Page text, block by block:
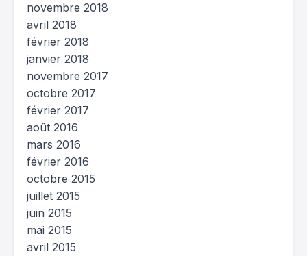
novembre 2018
avril 2018
février 2018
janvier 2018
novembre 2017
octobre 2017
février 2017
août 2016
mars 2016
février 2016
octobre 2015
juillet 2015
juin 2015
mai 2015
avril 2015